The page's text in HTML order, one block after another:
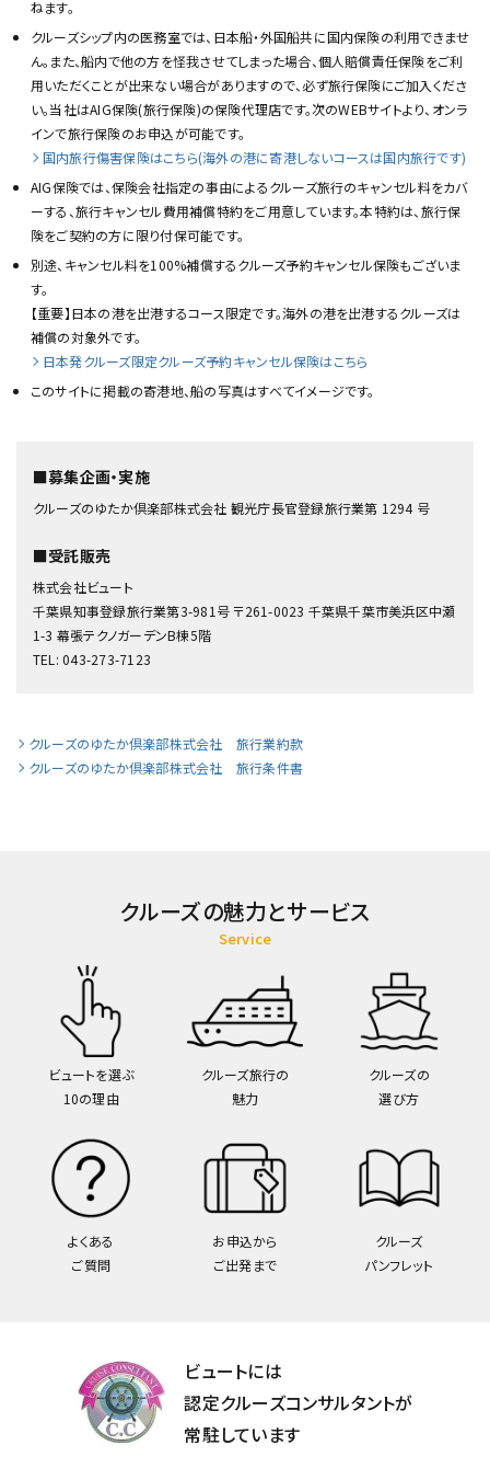
ねます。
クルーズシップ内の医務室では、日本船・外国船共に国内保険の利用できませ
ん。また、船内で他の方を怪我させてしまった場合、個人賠償責任保険をご利
用いただくことが出来ない場合がありますので、必ず旅行保険にご加入くださ
い。当社はAIG保険(旅行保険)の保険代理店です。次のWEBサイトより、オンラ
インで旅行保険のお申込が可能です。
国内旅行傷害保険はこちら(海外の港に寄港しないコースは国内旅行です)
AIG保険では、保険会社指定の事由によるクルーズ旅行のキャンセル料をカバ
ーする、旅行キャンセル費用補償特約をご用意しています。本特約は、旅行保
険をご契約の方に限り付保可能です。
別途、キャンセル料を100%補償するクルーズ予約キャンセル保険もございま
す。
【重要】日本の港を出港するコース限定です。海外の港を出港するクルーズは
補償の対象外です。
日本発クルーズ限定クルーズ予約キャンセル保険はこちら
このサイトに掲載の寄港地、船の写真はすべてイメージです。
■募集企画・実施
クルーズのゆたか倶楽部株式会社 観光庁長官登録旅行業第 1294 号
■受託販売
株式会社ビュート
千葉県知事登録旅行業第3-981号 〒261-0023 千葉県千葉市美浜区中瀬
1-3 幕張テクノガーデンB棟5階
TEL: 043-273-7123
クルーズのゆたか倶楽部株式会社 旅行業約款
クルーズのゆたか倶楽部株式会社 旅行条件書
クルーズの魅力とサービス
Service
ビュートを選ぶ
10の理由
クルーズ旅行の
魅力
クルーズの
選び方
よくある
ご質問
お申込から
ご出発まで
クルーズ
パンフレット
ビュートには
認定クルーズコンサルタントが
常駐しています